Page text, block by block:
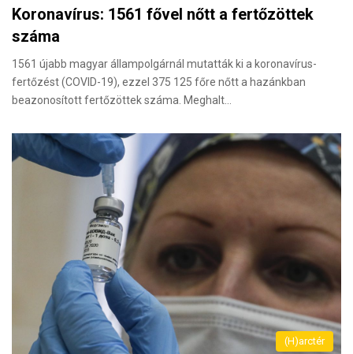
Koronavírus: 1561 fővel nőtt a fertőzöttek
száma
1561 újabb magyar állampolgárnál mutatták ki a koronavírus-
fertőzést (COVID-19), ezzel 375 125 főre nőtt a hazánkban
beazonosított fertőzöttek száma. Meghalt…
(H)arctér